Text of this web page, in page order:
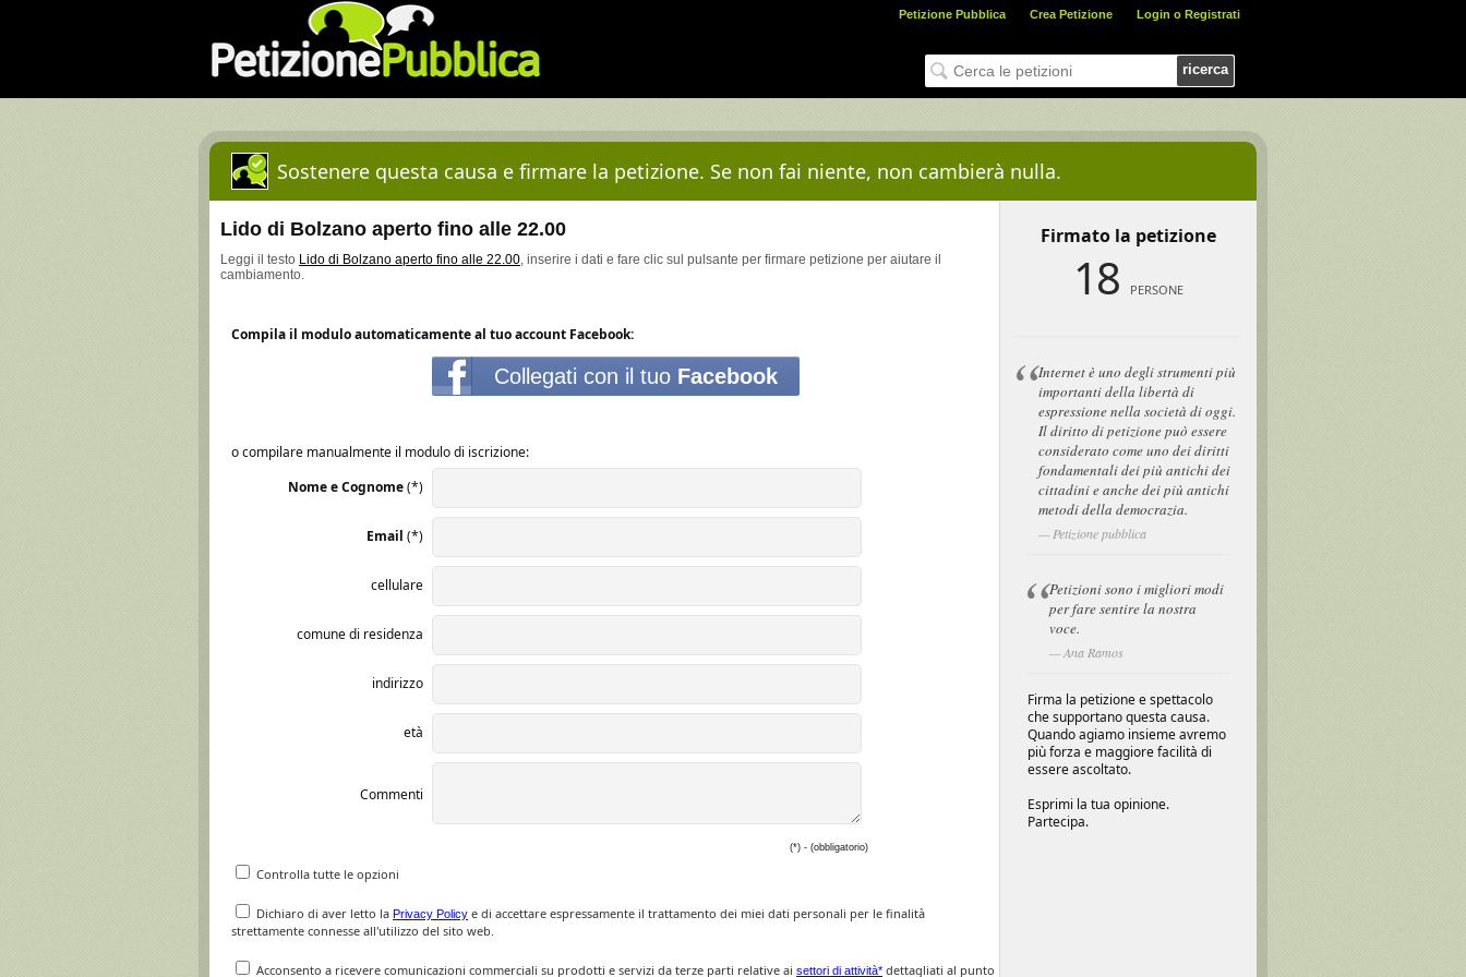
Petizione Pubblica Crea Petizione Login o Registrati
ricerca
Sostenere questa causa e firmare la petizione. Se non fai niente, non cambierà nulla.
Lido di Bolzano aperto fino alle 22.00
Leggi il testo Lido di Bolzano aperto fino alle 22.00, inserire i dati e fare clic sul pulsante per firmare petizione per aiutare il
cambiamento.
Compila il modulo automaticamente al tuo account Facebook:
Collegati con il tuo Facebook
o compilare manualmente il modulo di iscrizione:
Nome e Cognome(*)
Email (*)
cellulare
comune di residenza
indirizzo
età
Commenti
(*) - (obbligatorio)
Controlla tutte le opzioni
Dichiaro di aver letto la Privacy Policy e di accettare espressamente il trattamento dei miei dati personali per le finalità
strettamente connesse all'utilizzo del sito web.
Acconsento a ricevere comunicazioni commerciali su prodotti e servizi da terze parti relative ai settori di attività* dettagliati al punto
Firmato la petizione
18 PERSONE
Internet è uno degli strumenti più
importanti della libertà di
espressione nella società di oggi.
Il diritto di petizione può essere
considerato come uno dei diritti
fondamentali dei più antichi dei
cittadini e anche dei più antichi
metodi della democrazia.
Petizione pubblica
Petizioni sono i migliori modi
per fare sentire la nostra
voce.
Ana Ramos
Firma la petizione e spettacolo
che supportano questa causa.
Quando agiamo insieme avremo
più forza e maggiore facilità di
essere ascoltato.
Esprimi la tua opinione.
Partecipa.